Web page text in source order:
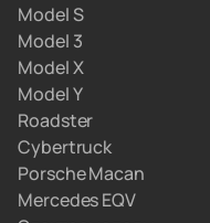
не хотят вникать в
Вы просто забираете
машину, а с
разбираемся мы.
Model S
Model 3
Model X
Model Y
Roadster
Cybertruck
Porsche Macan
Mercedes EQV